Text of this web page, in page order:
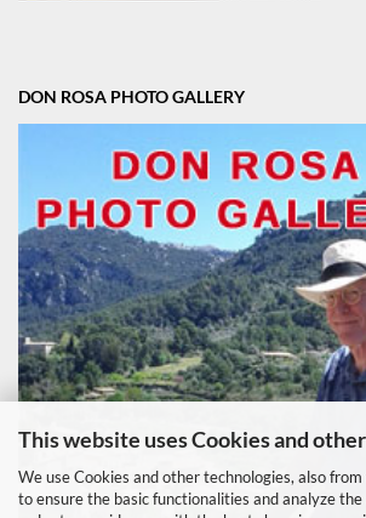
This website uses Cookies and
We use Cookies and other technologies, also
to ensure the basic functionalities and analyze
DON ROSA PHOTO GALLERY